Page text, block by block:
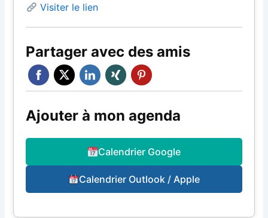
Visiter le lien
Partager avec des amis
Ajouter à mon agenda
Calendrier Google
Calendrier Outlook / Apple